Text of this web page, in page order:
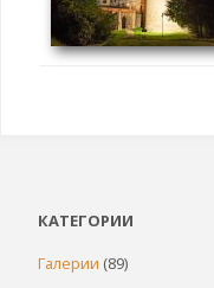
КАТЕГОРИИ
Галерии (89)